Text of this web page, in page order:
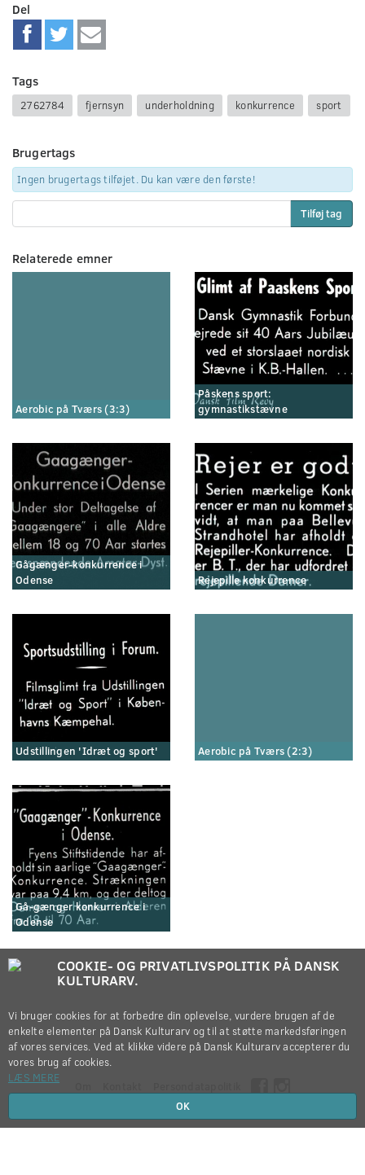
Del
Tags
2762784 fjernsyn underholdning konkurrence sport
Brugertags
Ingen brugertags tilføjet. Du kan være den første!
Tilføj tag
Relaterede emner
Aerobic på Tværs (3:3)
Påskens sport:
gymnastikstævne
Gågænger-konkurrence i
Odense
Rejepille konkurrence
Udstillingen 'Idræt og sport' Aerobic på Tværs (2:3)
Gå-gænger konkurrence i
Odense
Copyright © 2012-2026
COOKIE- OG PRIVATLIVSPOLITIK PÅ DANSK
KULTURARV.
Vi bruger cookies for at forbedre din oplevelse, vurdere brugen af de
enkelte elementer på Dansk Kulturarv og til at støtte markedsføringen
af vores services. Ved at klikke videre på Dansk Kulturarv accepterer du
vores brug af cookies.
LÆS MERE
OK